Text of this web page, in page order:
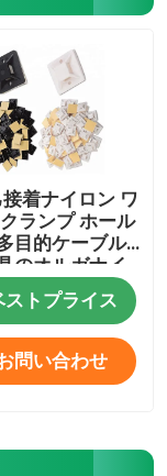
着ナイロン ワ
ランプ ホール
目的ケーブル
のオルガナイ
ストプライス
問い合わせ